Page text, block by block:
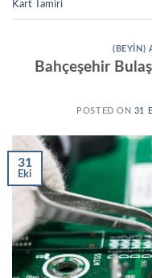
Kart Tamiri
(BEYIN)
Bahçeşehir
POSTED ON 31
31
Eki